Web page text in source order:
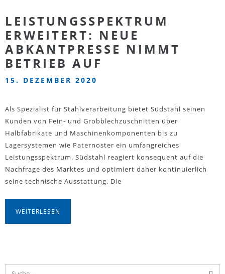
LEISTUNGSSPEKTRUM
ERWEITERT: NEUE
ABKANTPRESSE NIMMT
BETRIEB AUF
15. DEZEMBER 2020
Als Spezialist für Stahlverarbeitung bietet Südstahl seinen
Kunden von Fein- und Grobblechzuschnitten über
Halbfabrikate und Maschinenkomponenten bis zu
Lagersystemen wie Paternoster ein umfangreiches
Leistungsspektrum. Südstahl reagiert konsequent auf die
Nachfrage des Marktes und optimiert daher kontinuierlich
seine technische Ausstattung. Die
WEITERLESEN